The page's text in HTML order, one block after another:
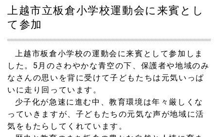
郷津海岸清掃奉仕活動に参加しました。
2022.06.17
上越市消防団板倉方面隊総合訓練３年ぶりに実施
女子ソフトボールの新リーグ「JDリーグ」が上越市で開催
されました。この大会でMVP選手へのプレゼンターも仰せ
つかりました。
2022.05.25
会派久比岐野の動き 前上越市議会議長の飯塚 義隆氏が
お入りになり、渡辺 隆議員が副議長に就任しました。
上越市立板倉小学校運動会に来賓とし
て参加
上越市板倉小学校の運動会に来賓として参加しま
した。 5 月のさわやかな青空の下、保護者や地域のみ
なさんの思いを背に受けて子どもたちは元気いっぱ
いに走り回っています。
少子化が急速に進む中、教育環境は年々厳しくな
っていきますが、子どもたちの元気な声が地域に活
気をもたらしてくれています。